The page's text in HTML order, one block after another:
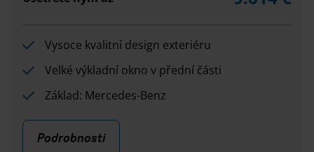
Vysoce kvalitní design exteriéru
Velké výkladní okno v přední části
Základ: Mercedes-Benz
Podrobnosti